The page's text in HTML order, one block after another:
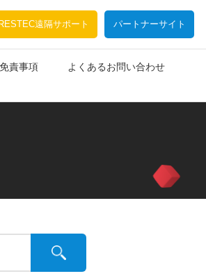
RESTEC遠隔サポート パートナーサイト
責事項
よくあるお問い合わせ